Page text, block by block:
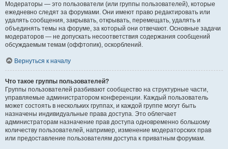
Модераторы — это пользователи (или группы пользователей), которые
ежедневно следят за форумами. Они имеют право редактировать или
удалять сообщения, закрывать, открывать, перемещать, удалять и
объединять темы на форуме, за который они отвечают. Основные задачи
модераторов — не допускать несоответствия содержания сообщений
обсуждаемым темам (оффтопик), оскорблений.
Вернуться к началу
Что такое группы пользователей?
Группы пользователей разбивают сообщество на структурные части,
управляемые администратором конференции. Каждый пользователь
может состоять в нескольких группах, и каждой группе могут быть
назначены индивидуальные права доступа. Это облегчает
администраторам назначение прав доступа одновременно большому
количеству пользователей, например, изменение модераторских прав
или предоставление пользователям доступа к приватным форумам.